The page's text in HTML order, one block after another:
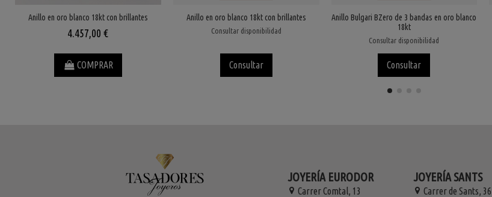
Anillo en oro blanco 18kt con brillantes
4.457,00 €
COMPRAR
Anillo en oro blanco 18kt con brillantes
Consultar disponibilidad
Consultar
Anillo Bulgari BZero de 3 bandas en oro blanco
18kt
Consultar disponibilidad
Consultar
JOYERÍA EURODOR
Carrer Comtal, 13
JOYERÍA SANTS
Carrer de Sants, 36